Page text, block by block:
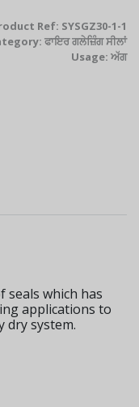
Ref: SYSGZ30-1-1
ਫਾਇਰ ਗਲੇਜ਼ਿੰਗ ਸੀਲਾਂ
Usage: ਅੱਗ
seals which has
applications to
dry system.